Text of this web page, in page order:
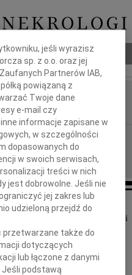
smutkiem zawiadamiamy o śmierci
najukochańszej Mamy
jeśli wyrazisz
sp. z o.o. oraz jej
Partnerów IAB,
powiązaną z
Twoje dane
e-mail czy
informacje zapisane w
w szczególności
dopasowanych do
w swoich serwisach,
treści w nich
jest dobrowolne. Jeśli nie
jej zakres lub
udzieloną przejdź do
przetwarzane także do
dotyczących
lub łączone z danymi
Jeśli podstawą